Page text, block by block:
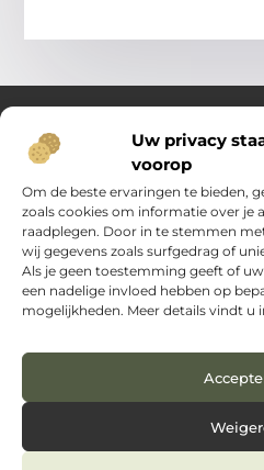
Uw privacy
voorop
Om de beste ervaringen te bieden,
zoals cookies om informatie over je
raadplegen. Door in te stemmen
wij gegevens zoals surfgedrag of
Als je geen toestemming geeft of
een nadelige invloed hebben op
mogelijkheden. Meer details vindt u
Over Oost Brabant in
Dé plek voor kennis, inspiratie
Ontdek een veelzijdig aanbod
ondersteunen in het dagelijks
van handige tips tot
Main Links
Bericht categorie